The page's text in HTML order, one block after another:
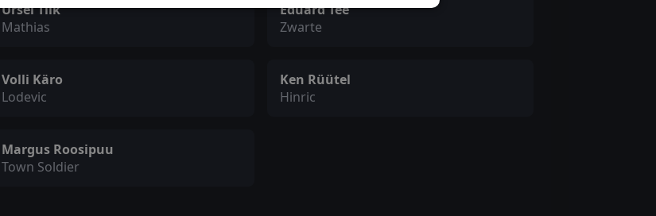
Ursel Tilk
Mathias
Eduard Tee
Zwarte
Volli Käro
Lodevic
Ken Rüütel
Hinric
Margus Roosipuu
Town Soldier